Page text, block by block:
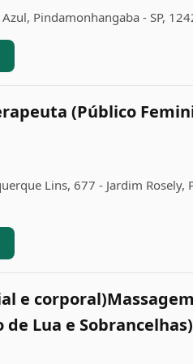
Pindamonhangaba - SP,
(Público
Lins, 677 - Jardim Rosely,
e
Lua e Sobrancelhas)